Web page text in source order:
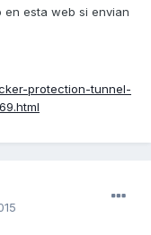
esta web si envian
protection-tunnel-